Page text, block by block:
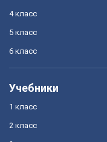
4 класс
5 класс
6 класс
Учебники
1 класс
2 класс